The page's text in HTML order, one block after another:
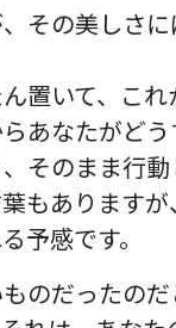
その美しさ
置いて、こ
あなたがど
そのまま行
もあります
予感です。
のだったの